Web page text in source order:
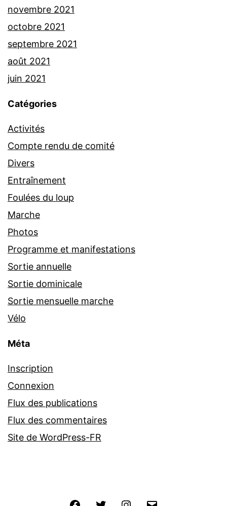
novembre 2021
octobre 2021
septembre 2021
août 2021
juin 2021
Catégories
Activités
Compte rendu de comité
Divers
Entraînement
Foulées du loup
Marche
Photos
Programme et manifestations
Sortie annuelle
Sortie dominicale
Sortie mensuelle marche
Vélo
Méta
Inscription
Connexion
Flux des publications
Flux des commentaires
Site de WordPress-FR
FacebookTwitter Instagram